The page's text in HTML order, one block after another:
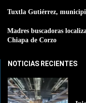
Tuxtla Gutiérrez,
Madres buscadoras
Chiapa de Corzo
NOTICIAS RECIENTES